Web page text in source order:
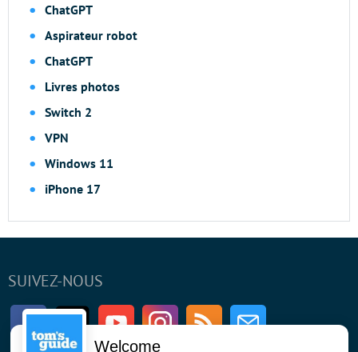
ChatGPT
Aspirateur robot
ChatGPT
Livres photos
Switch 2
VPN
Windows 11
iPhone 17
SUIVEZ-NOUS
FacebookTwitter Youtube InstagramRSS Newsletter
Welcome